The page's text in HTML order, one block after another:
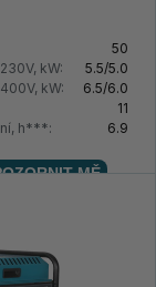
50
kW:
5.5/5.0
kW:
6.5/6.0
11
h***:
6.9
MĚ